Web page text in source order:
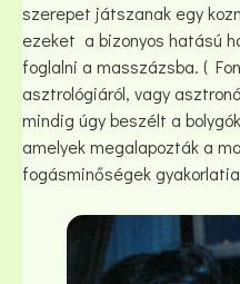
szerepet játszanak egy
ezeket a bizonyos hatású
foglalni a masszázsba. (
asztrológiáról, vagy
mindig úgy beszélt a
amelyek megalapozták a
fogásminőségek